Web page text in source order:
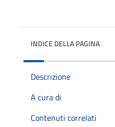
INDICE DELLA PAGINA
Descrizione
A cura di
Contenuti correlati